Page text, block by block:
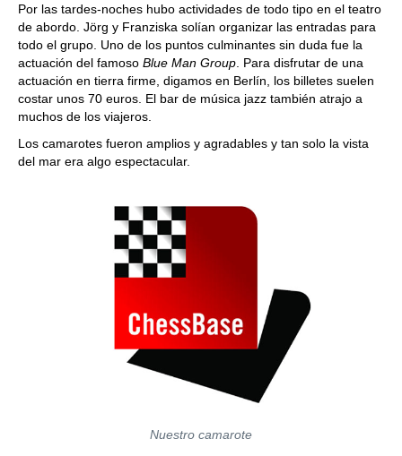
Por las tardes-noches hubo actividades de todo tipo en el teatro
de abordo. Jörg y Franziska solían organizar las entradas para
todo el grupo. Uno de los puntos culminantes sin duda fue la
actuación del famoso Blue Man Group . Para disfrutar de una
actuación en tierra firme, digamos en Berlín, los billetes suelen
costar unos 70 euros. El bar de música jazz también atrajo a
muchos de los viajeros.
Los camarotes fueron amplios y agradables y tan solo la vista
del mar era algo espectacular.
Nuestro camarote